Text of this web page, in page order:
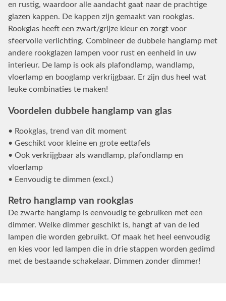
en rustig, waardoor alle aandacht gaat naar de prachtige
glazen kappen. De kappen zijn gemaakt van rookglas.
Rookglas heeft een zwart/grijze kleur en zorgt voor
sfeervolle verlichting. Combineer de dubbele hanglamp met
andere rookglazen lampen voor rust en eenheid in uw
interieur. De lamp is ook als plafondlamp, wandlamp,
vloerlamp en booglamp verkrijgbaar. Er zijn dus heel wat
leuke combinaties te maken!
Voordelen dubbele hanglamp van glas
• Rookglas, trend van dit moment
• Geschikt voor kleine en grote eettafels
• Ook verkrijgbaar als wandlamp, plafondlamp en
vloerlamp
• Eenvoudig te dimmen (excl.)
Retro hanglamp van rookglas
De zwarte hanglamp is eenvoudig te gebruiken met een
dimmer. Welke dimmer geschikt is, hangt af van de led
lampen die worden gebruikt. Of maak het heel eenvoudig
en kies voor led lampen die in drie stappen worden gedimd
met de bestaande schakelaar. Dimmen zonder dimmer!